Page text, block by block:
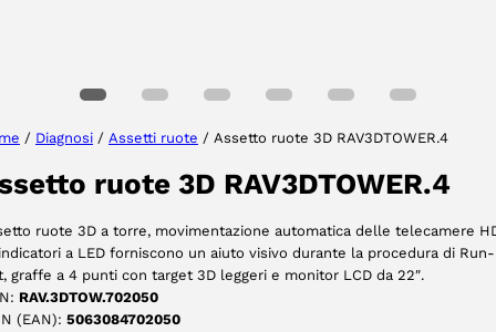
/ Diagnosi / Assetti ruote / Assetto ruote 3D RAV3DTOWER.4
ruote 3D RAV3DTOWER.4
ruote 3D a torre, movimentazione automatica delle telecamere
a LED forniscono un aiuto visivo durante la procedura di Run-
graffe a 4 punti con target 3D leggeri e monitor LCD da 22″.
RAV.3DTOW.702050
(EAN): 5063084702050
ACCETTA